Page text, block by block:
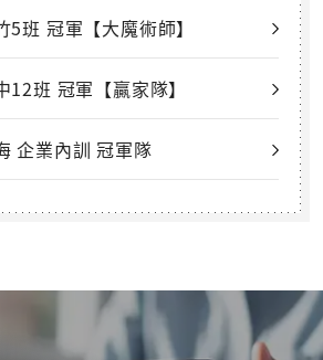
班 冠軍【大魔術師】
班 冠軍【贏家隊】
企業內訓 冠軍隊